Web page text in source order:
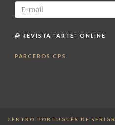
REVISTA "ARTE" ONLINE
PARCEROS CPS
CENTRO PORTUGUÊS DE